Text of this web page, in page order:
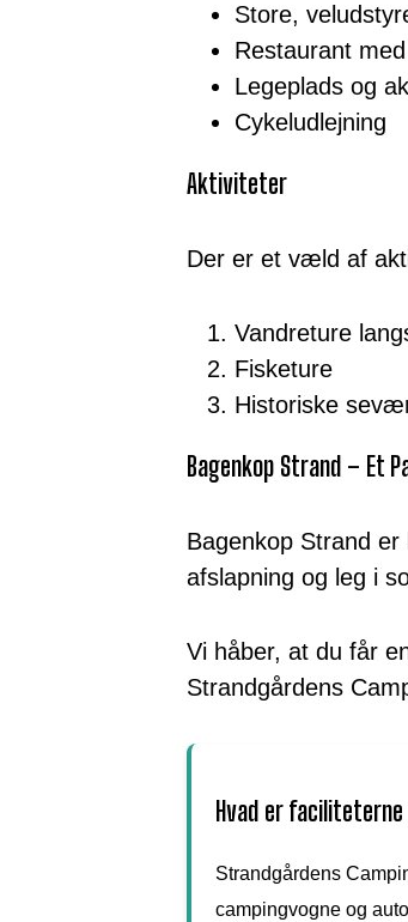
Store,
Restaurant
Legeplads og
Cykeludlejning
Aktiviteter
Der er et væld af
Vandreture
Fisketure
Historiske
Bagenkop Strand – Et
Bagenkop Strand
afslapning og leg i
Vi håber, at du får
Strandgårdens
Hvad er
Strandgårdens
campingvogne og